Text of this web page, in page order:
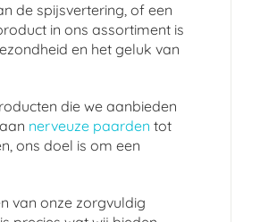
de spijsvertering, of een
in ons assortiment is
en het geluk van
die we aanbieden
nerveuze paarden tot
ons doel is om een
van onze zorgvuldig